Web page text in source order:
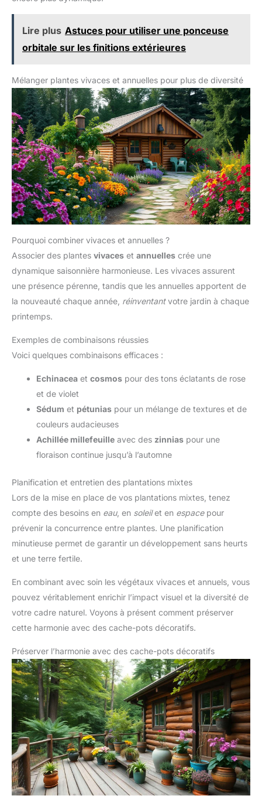
Lire plus Astuces pour utiliser une ponceuse
orbitale sur les finitions extérieures
Mélanger plantes vivaces et annuelles pour plus de diversité
Pourquoi combiner vivaces et annuelles ?
Associer des plantes vivaces et annuelles crée une
dynamique saisonnière harmonieuse. Les vivaces assurent
une présence pérenne, tandis que les annuelles apportent de
la nouveauté chaque année, réinventantvotre jardin à chaque
printemps.
Exemples de combinaisons réussies
Voici quelques combinaisons efficaces :
Echinacea et cosmos pour des tons éclatants de rose
et de violet
Sédum et pétunias pour un mélange de textures et de
couleurs audacieuses
Achillée millefeuille avec des zinnias pour une
floraison continue jusqu’à l’automne
Planification et entretien des plantations mixtes
Lors de la mise en place de vos plantations mixtes, tenez
compte des besoins en eau, en soleilet en espacepour
prévenir la concurrence entre plantes. Une planification
minutieuse permet de garantir un développement sans heurts
et une terre fertile.
En combinant avec soin les végétaux vivaces et annuels, vous
pouvez véritablement enrichir l’impact visuel et la diversité de
votre cadre naturel. Voyons à présent comment préserver
cette harmonie avec des cache-pots décoratifs.
Préserver l’harmonie avec des cache-pots décoratifs